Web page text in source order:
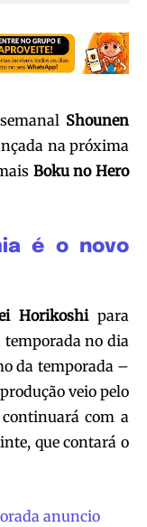
Shounen
na próxima
Boku no Hero
é o novo
Horikoshipara
temporada no dia
da temporada –
veio pelo
com a
que contará o